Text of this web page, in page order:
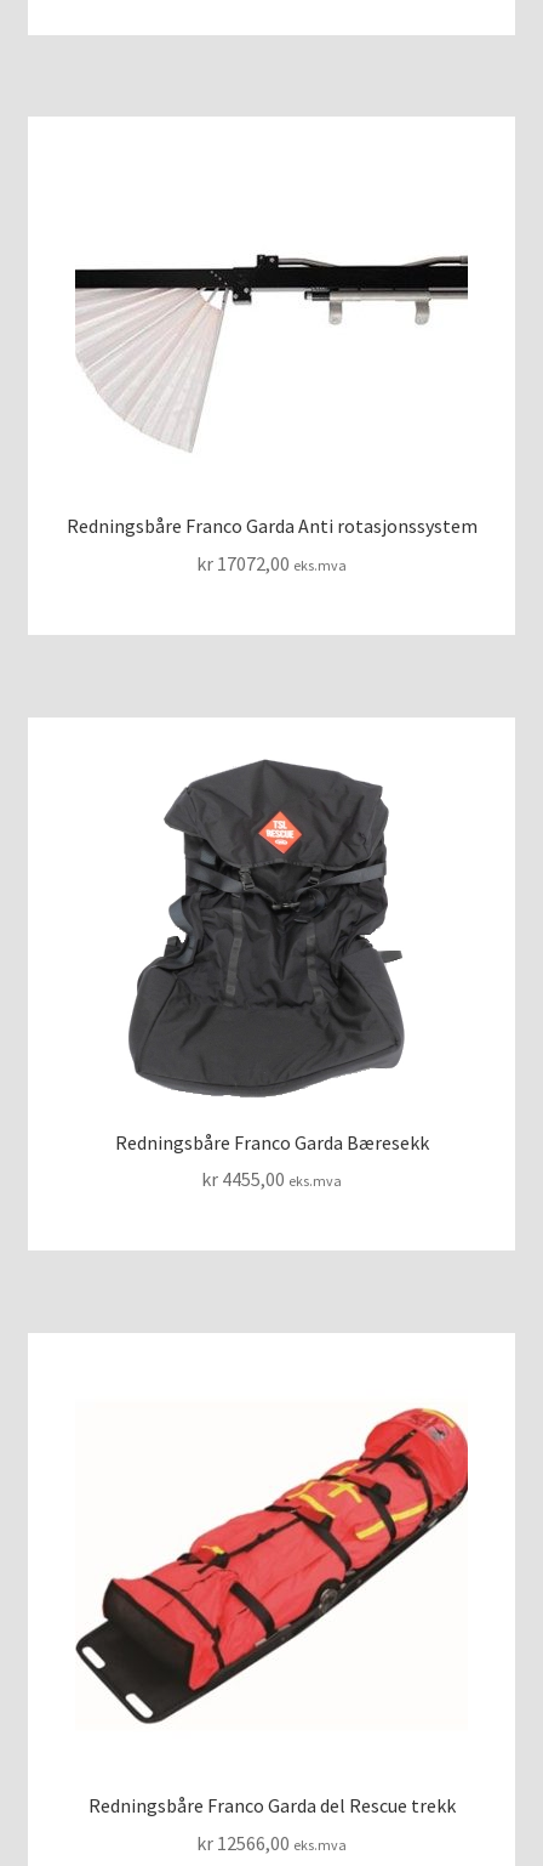
Redningsbåre Franco Garda Anti rotasjonssystem
kr 17072,00 eks.mva
Redningsbåre Franco Garda Bæresekk
kr 4455,00 eks.mva
Redningsbåre Franco Garda del Rescue trekk
kr 12566,00 eks.mva